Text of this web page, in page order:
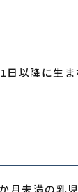
日以降に生
月未満の乳